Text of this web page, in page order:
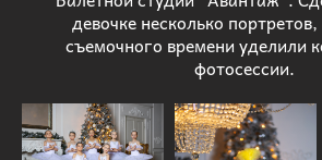
девочке несколько
съемочного времени уделили
фотосессии.